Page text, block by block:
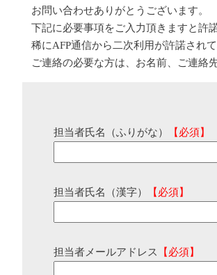
お問い合わせありがとうございます。
下記に必要事項をご入力頂きますと許
稀にAFP通信から二次利用が許諾され
ご連絡の必要な方は、お名前、ご連絡
担当者氏名（ふりがな） 【必須】
担当者氏名（漢字） 【必須】
担当者メールアドレス 【必須】